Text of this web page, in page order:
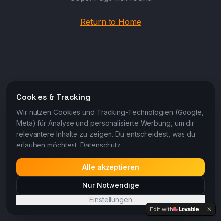
Return to Home
Cookies & Tracking
Wir nutzen Cookies und Tracking-Technologien (Google,
Meta) für Analyse und personalisierte Werbung, um dir
relevantere Inhalte zu zeigen. Du entscheidest, was du
erlauben möchtest. Datenschutz.
Alle akzeptieren
Nur Notwendige
Einstellungen
Edit with